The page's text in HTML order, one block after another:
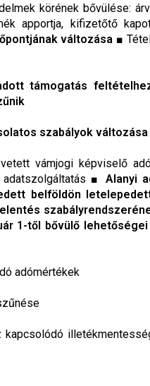
körének bővülése:
apportja, kifizetőtő
változása ■
támogatás
szabályok változása
vámjogi képviselő
■ Alanyi
belföldön
1-től bővülő
adómértékek